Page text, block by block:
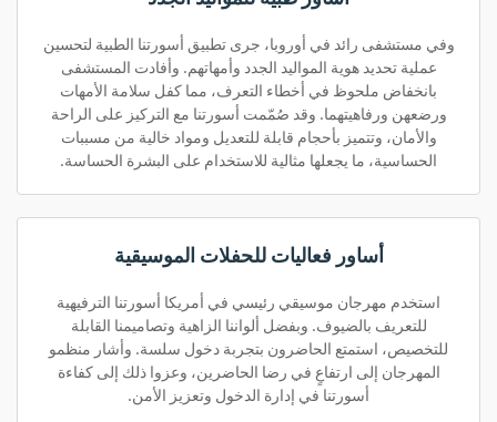
وفي مستشفى رائد في أوروبا، جرى تطبيق أسورتنا الطبية لتحسين
عملية تحديد هوية المواليد الجدد وأمهاتهم. وأفادت المستشفى
بانخفاض ملحوظ في أخطاء التعرف، مما كفل سلامة الأمهات
ورضعهن ورفاهيتهما. وقد صُمّمت أسورتنا مع التركيز على الراحة
والأمان، وتتميز بأحجام قابلة للتعديل ومواد خالية من مسببات
الحساسية، ما يجعلها مثالية للاستخدام على البشرة الحساسة.
أساور فعاليات للحفلات الموسيقية
استخدم مهرجان موسيقي رئيسي في أمريكا أسورتنا الترفيهية
للتعريف بالضيوف. وبفضل ألواننا الزاهية وتصاميمنا القابلة
للتخصيص، استمتع الحاضرون بتجربة دخول سلسة. وأشار منظمو
المهرجان إلى ارتفاعٍ في رضا الحاضرين، وعزوا ذلك إلى كفاءة
أسورتنا في إدارة الدخول وتعزيز الأمن.